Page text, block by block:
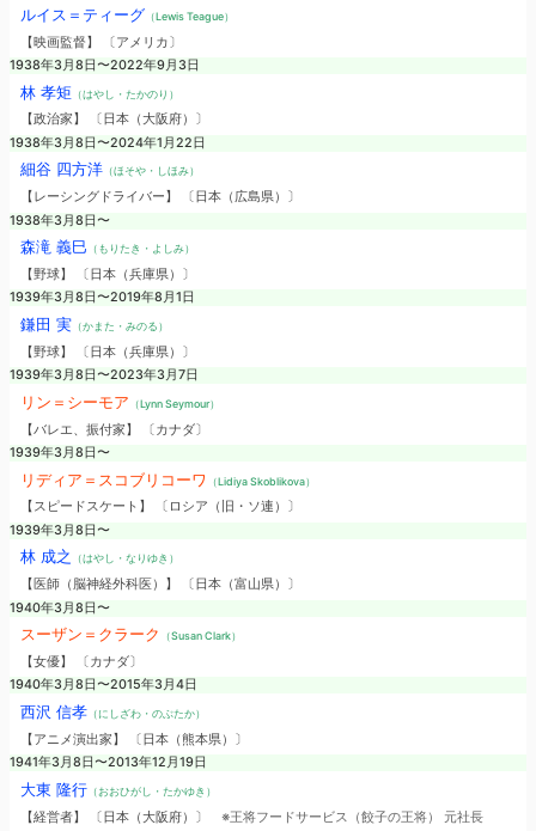
ルイス＝ティーグ （Lewis Teague）
【映画監督】 〔アメリカ〕
1938年3月8日〜2022年9月3日
林 孝矩 （はやし・たかのり）
【政治家】 〔日本（大阪府）〕
1938年3月8日〜2024年1月22日
細谷 四方洋（ほそや・しほみ）
【レーシングドライバー】 〔日本（広島県）〕
1938年3月8日〜
森滝 義巳 （もりたき・よしみ）
【野球】 〔日本（兵庫県）〕
1939年3月8日〜2019年8月1日
鎌田 実（かまた・みのる）
【野球】 〔日本（兵庫県）〕
1939年3月8日〜2023年3月7日
リン＝シーモア （Lynn Seymour）
【バレエ、振付家】 〔カナダ〕
1939年3月8日〜
リディア＝スコブリコーワ （Lidiya Skoblikova）
【スピードスケート】 〔ロシア（旧・ソ連）〕
1939年3月8日〜
林 成之 （はやし・なりゆき）
【医師（脳神経外科医）】 〔日本（富山県）〕
1940年3月8日〜
スーザン＝クラーク （Susan Clark）
【女優】 〔カナダ〕
1940年3月8日〜2015年3月4日
西沢 信孝（にしざわ・のぶたか）
【アニメ演出家】 〔日本（熊本県）〕
1941年3月8日〜2013年12月19日
大東 隆行（おおひがし・たかゆき）
【経営者】 〔日本（大阪府）〕 ※王将フードサービス（餃子の王将） 元社長